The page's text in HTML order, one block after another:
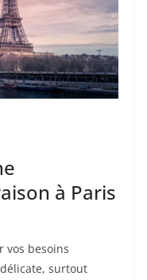
à Paris
vos besoins
surtout